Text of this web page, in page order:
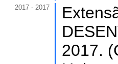
2017 - 2017
2017.